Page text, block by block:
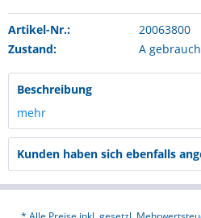
Artikel-Nr.:
20063800
Zustand:
A
Beschreibung
mehr
Kunden haben sich ebenfalls